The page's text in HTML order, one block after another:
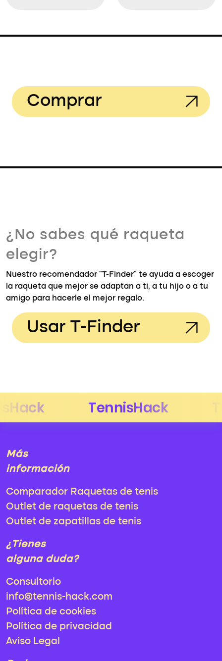
Comprar
¿No sabes qué raqueta
elegir?
Nuestro recomendador "T-Finder" te ayuda a escoger
la raqueta que mejor se adaptan a ti, a tu hijo o a tu
amigo para hacerle el mejor regalo.
Usar T-Finder
Más
información
Comparador Raquetas de tenis
Outlet de raquetas de tenis
Outlet de zapatillas de tenis
¿Tienes
alguna duda?
Consultorio
info@tennis-hack.com
Política de cookies
Política de privacidad
Aviso Legal